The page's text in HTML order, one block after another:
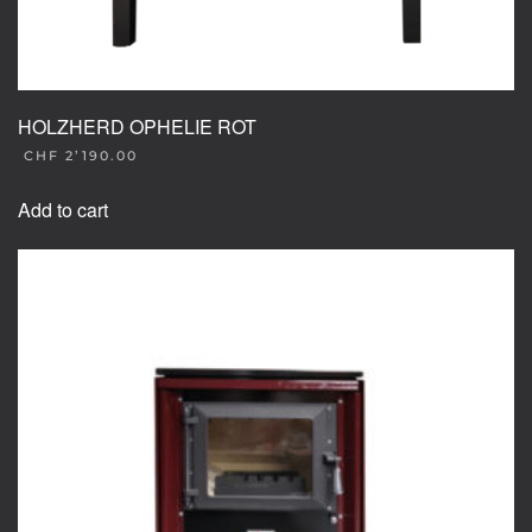
HOLZHERD OPHELIE ROT
CHF 2’190.00
Add to cart